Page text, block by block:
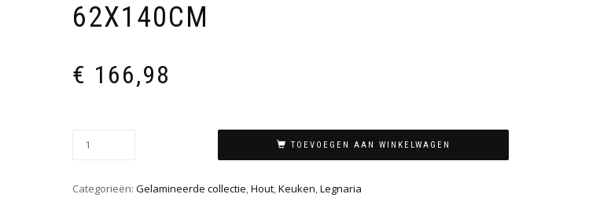
62X140CM
€ 166,98
TOEVOEGEN AAN WINKELWAGEN
Categorieën: Gelamineerde collectie,Hout,Keuken,Legnaria